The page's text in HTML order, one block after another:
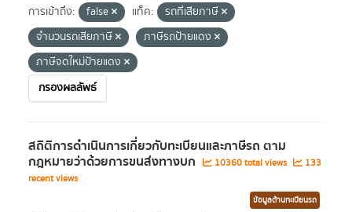
การเข้าถึง: false แท็ค:
รถที่เสียภาษี
จำนวนรถเสียภาษี
ภาษีรถป้ายแดง
ภาษีจดใหม่ป้ายแดง
กรองผลลัพธ์
สถิติการดำเนินการเกี่ยวกับทะเบียนและภาษีรถ ตาม
กฎหมายว่าด้วยการขนส่งทางบก 10360 total views
133
recent views
ข้อมูลด้านทะเบียนรถ